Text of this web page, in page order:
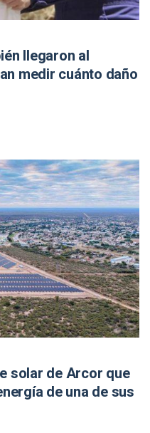
llegaron al
medir cuánto daño
solar de Arcor que
de una de sus